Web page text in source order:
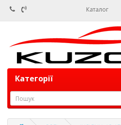
Каталог
Категорії